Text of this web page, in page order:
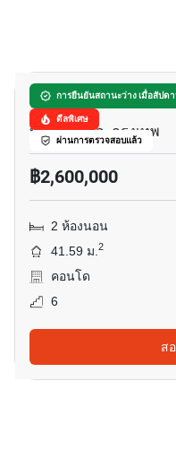
การยืนยันสถานะว่าง เมื่อสัปด
ดีลพิเศษ
ผ่านการตรวจสอบแล้ว
บี รีพับบลิค คอนโด
บางนาเหนือ, กรุงเทพ
฿2,600,000
2 ห้องนอน
41.59 ม.2
คอนโด
6
ส